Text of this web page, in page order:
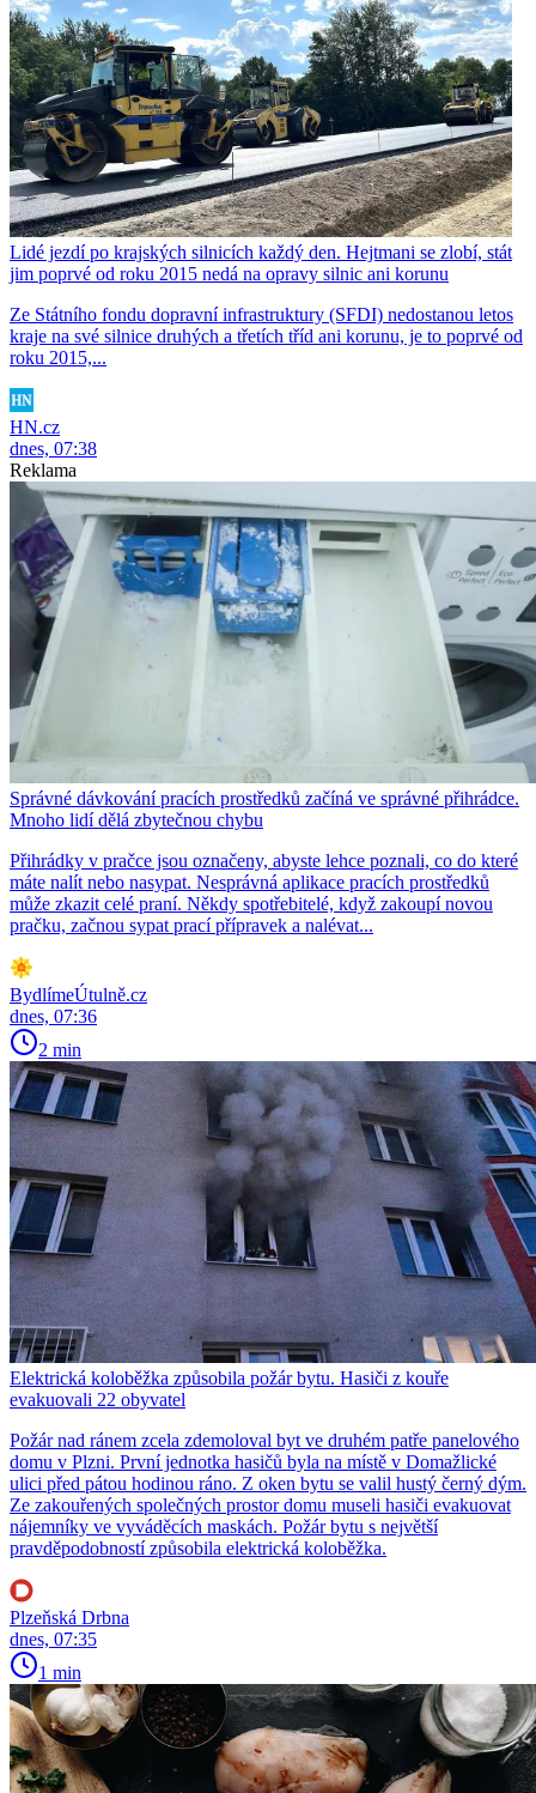
Lidé jezdí po krajských silnicích každý den. Hejtmani se zlobí, stát
jim poprvé od roku 2015 nedá na opravy silnic ani korunu
Ze Státního fondu dopravní infrastruktury (SFDI) nedostanou letos
kraje na své silnice druhých a třetích tříd ani korunu, je to poprvé od
roku 2015,...
HN.cz
dnes, 07:38
Reklama
Správné dávkování pracích prostředků začíná ve správné přihrádce.
Mnoho lidí dělá zbytečnou chybu
Přihrádky v pračce jsou označeny, abyste lehce poznali, co do které
máte nalít nebo nasypat. Nesprávná aplikace pracích prostředků
může zkazit celé praní. Někdy spotřebitelé, když zakoupí novou
pračku, začnou sypat prací přípravek a nalévat...
BydlímeÚtulně.cz
dnes, 07:36
2 min
Elektrická koloběžka způsobila požár bytu. Hasiči z kouře
evakuovali 22 obyvatel
Požár nad ránem zcela zdemoloval byt ve druhém patře panelového
domu v Plzni. První jednotka hasičů byla na místě v Domažlické
ulici před pátou hodinou ráno. Z oken bytu se valil hustý černý dým.
Ze zakouřených společných prostor domu museli hasiči evakuovat
nájemníky ve vyváděcích maskách. Požár bytu s největší
pravděpodobností způsobila elektrická koloběžka.
Plzeňská Drbna
dnes, 07:35
1 min